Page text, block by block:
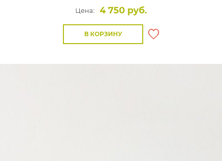
Цена:
4 750 руб.
В КОРЗИНУ